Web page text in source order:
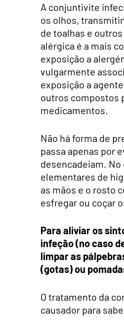
A conjuntivite
os olhos,
de toalhas e
alérgica é a mais
exposição a
vulgarmente
exposição a
outros compostos
medicamentos.
Não há forma de
passa apenas por
desencadeiam.
elementares de
as mãos e o rosto
esfregar ou coçar
Para aliviar os
infeção (no caso
limpar as
(gotas) ou
O tratamento da
causador para